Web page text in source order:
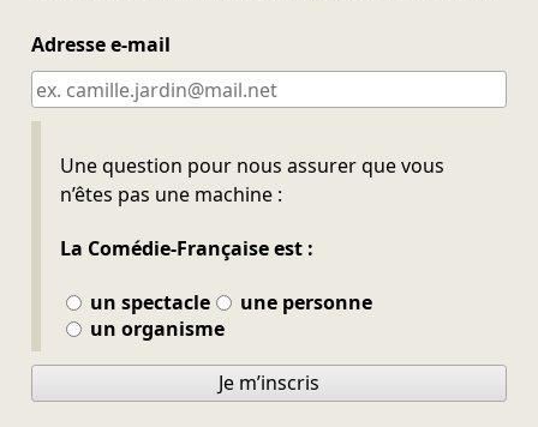
Adresse e-mail
Une question pour nous assurer que vous
n’êtes pas une machine :
La Comédie-Française est :
un spectacle
une personne
un organisme
Ne pas remplir
Je m’inscris